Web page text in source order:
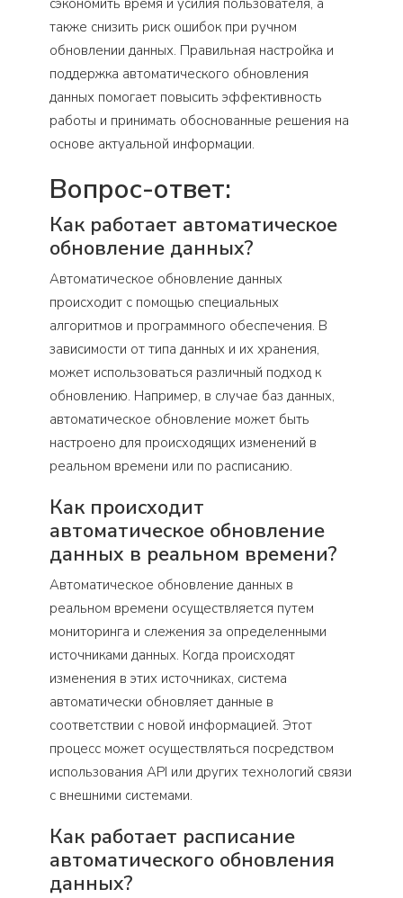
также снизить риск ошибок при ручном
обновлении данных. Правильная настройка и
поддержка автоматического обновления
данных помогает повысить эффективность
работы и принимать обоснованные решения на
основе актуальной информации.
Вопрос-ответ:
Как работает автоматическое
обновление данных?
Автоматическое обновление данных
происходит с помощью специальных
алгоритмов и программного обеспечения. В
зависимости от типа данных и их хранения,
может использоваться различный подход к
обновлению. Например, в случае баз данных,
автоматическое обновление может быть
настроено для происходящих изменений в
реальном времени или по расписанию.
Как происходит
автоматическое обновление
данных в реальном времени?
Автоматическое обновление данных в
реальном времени осуществляется путем
мониторинга и слежения за определенными
источниками данных. Когда происходят
изменения в этих источниках, система
автоматически обновляет данные в
соответствии с новой информацией. Этот
процесс может осуществляться посредством
использования API или других технологий связи
с внешними системами.
Как работает расписание
автоматического обновления
данных?